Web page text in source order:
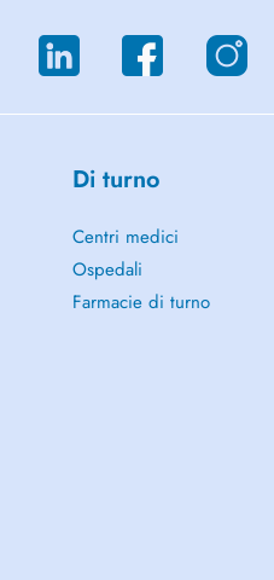
Di turno
Centri medici
Ospedali
Farmacie di turno